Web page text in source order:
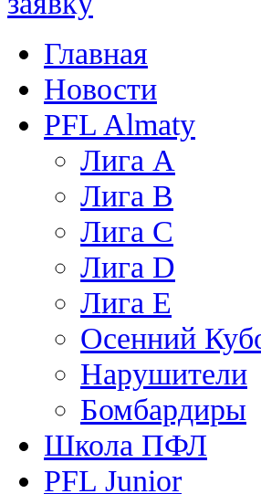
Главная
Новости
PFL Almaty
Лига A
Лига В
Лига С
Лига D
Лига Е
Осенний
Нарушители
Бомбардиры
Школа ПФЛ
PFL Junior